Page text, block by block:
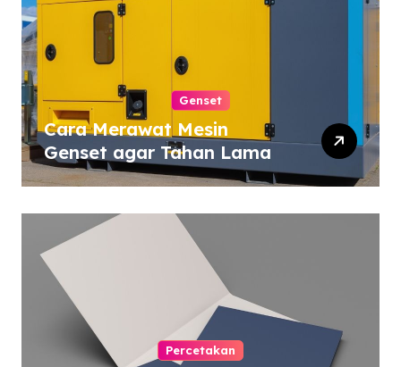
Genset
Cara Merawat Mesin
Genset agar Tahan Lama
Percetakan